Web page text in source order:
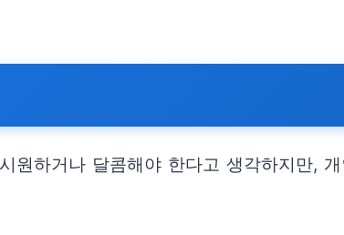
하거나 달콤해야 한다고 생각하지만,